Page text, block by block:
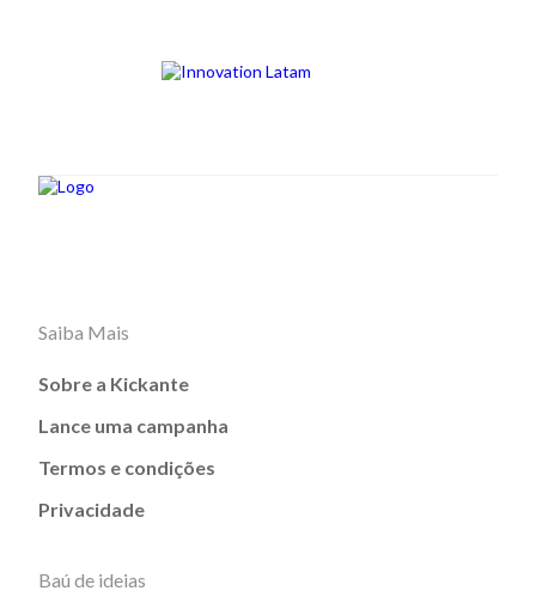
Saiba Mais
Sobre a Kickante
Lance uma campanha
Termos e condições
Privacidade
Baú de ideias